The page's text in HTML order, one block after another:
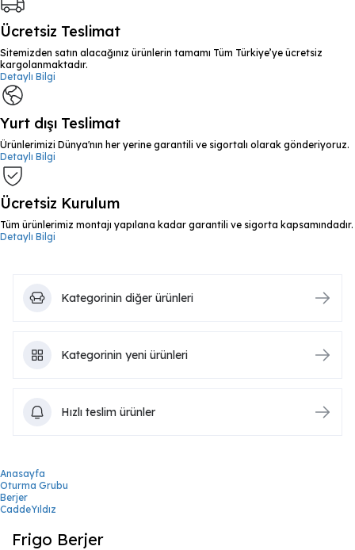
Ücretsiz Teslimat
Sitemizden satın alacağınız ürünlerin tamamı Tüm Türkiye’ye ücretsiz
kargolanmaktadır.
Detaylı Bilgi
Yurt dışı Teslimat
Ürünlerimizi Dünya'nın her yerine garantili ve sigortalı olarak gönderiyoruz.
Detaylı Bilgi
Ücretsiz Kurulum
Tüm ürünlerimiz montajı yapılana kadar garantili ve sigorta kapsamındadır.
Detaylı Bilgi
Kategorinin diğer ürünleri
Kategorinin yeni ürünleri
Hızlı teslim ürünler
Anasayfa
Oturma Grubu
Berjer
CaddeYıldız
Frigo Berjer